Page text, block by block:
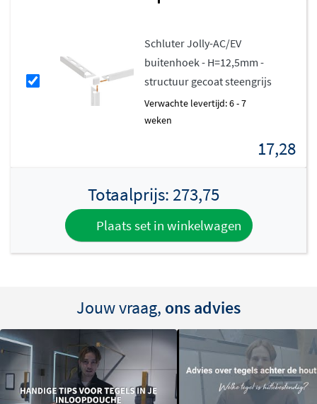
Schluter Jolly-AC/EV
buitenhoek - H=12,5mm -
structuur gecoat steengrijs
Verwachte levertijd: 6 - 7
weken
17,28
Totaalprijs: 273,75
Plaats set in winkelwagen
Jouw vraag, ons advies